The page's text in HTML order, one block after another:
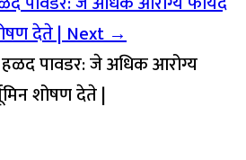
देते |Next →